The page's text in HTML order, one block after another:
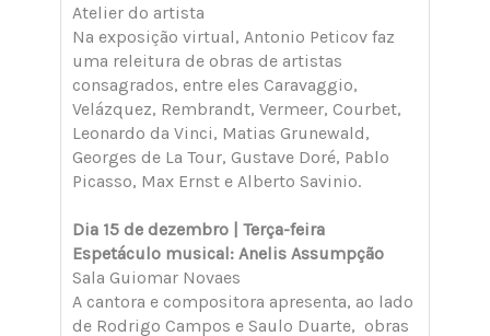
Atelier do artista
Na exposição virtual, Antonio Peticov faz
uma releitura de obras de artistas
consagrados, entre eles Caravaggio,
Velázquez, Rembrandt, Vermeer, Courbet,
Leonardo da Vinci, Matias Grunewald,
Georges de La Tour, Gustave Doré, Pablo
Picasso, Max Ernst e Alberto Savinio.
Dia 15 de dezembro | Terça-feira
Espetáculo musical: Anelis Assumpção
Sala Guiomar Novaes
A cantora e compositora apresenta, ao lado
de Rodrigo Campos e Saulo Duarte, obras